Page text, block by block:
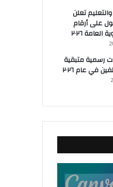
والتعليم تعلن
على أرقام
٢٠٢٦
رسمية متبقية
في عام ٢٠٢٦